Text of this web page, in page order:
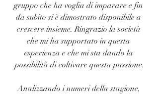
gruppo che ha voglia di imparare e fin
da subito si è dimostrato disponibile a
crescere insieme. Ringrazio la società
che mi ha supportato in questa
esperienza e che mi sta dando la
possibilità di coltivare questa passione.
Analizzando i numeri della stagione,